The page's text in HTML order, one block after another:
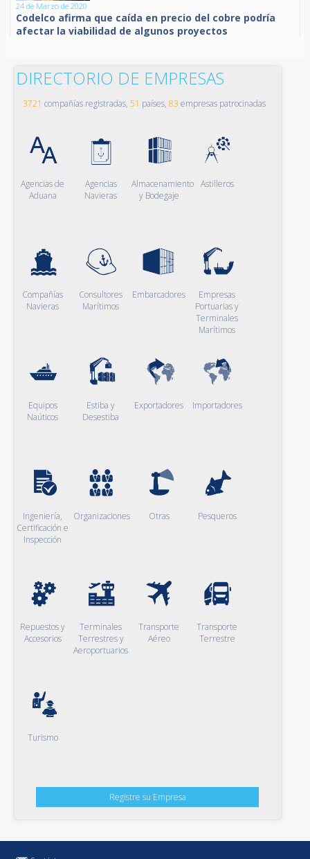
24 de Marzo de 2020
Codelco afirma que caída en precio del cobre podría
afectar la viabilidad de algunos proyectos
DIRECTORIO DE EMPRESAS
3721 compañías registradas, 51 países, 83 empresas patrocinadas
Agencias de
Aduana
Agencias
Navieras
Almacenamiento
y Bodegaje
Astilleros
Compañías
Navieras
Consultores
Marítimos
Embarcadores
Empresas
Portuarias y
Terminales
Marítimos
Equipos
Naúticos
Estiba y
Desestiba
Exportadores Importadores
Ingeniería,
Certificación e
Inspección
Organizaciones Otras Pesqueros
Repuestos y
Accesorios
Terminales
Terrestres y
Aeroportuarios
Transporte
Aéreo
Transporte
Terrestre
Turismo
Registre su Empresa